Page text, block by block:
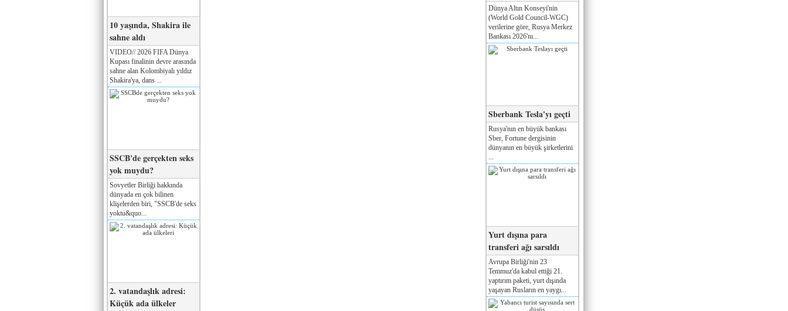
10 yaşında, Shakira ile
sahne aldı
VIDEO// 2026 FIFA Dünya
Kupası finalinin devre arasında
sahne alan Kolombiyalı yıldız
Shakira'ya, dans ...
SSCB'de gerçekten seks
yok muydu?
Sovyetler Birliği hakkında
dünyada en çok bilinen
klişelerden biri, "SSCB'de seks
yoktu&quo...
2. vatandaşlık adresi:
Küçük ada ülkeler
Dünya Altın Konseyi'nin
(World Gold Council-WGC)
verilerine göre, Rusya Merkez
Bankası 2026'nı...
Sberbank Tesla'yı geçti
Rusya'nın en büyük bankası
Sber, Fortune dergisinin
dünyanın en büyük şirketlerini
...
Yurt dışına para
transferi ağı sarsıldı
Avrupa Birliği'nin 23
Temmuz'da kabul ettiği 21.
yaptırım paketi, yurt dışında
yaşayan Rusların en yaygı...